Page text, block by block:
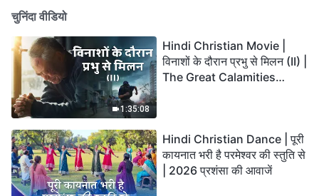
चुनिंदा वीडियो
1:35:08
Hindi Christian Movie |
विनाशों के दौरान प्रभु से मिलन (II) |
The Great Calamities
Hindi Christian Dance | पूरी
कायनात भरी है परमेश्वर की स्तुति से
| 2026 प्रशंसा की आवाजें